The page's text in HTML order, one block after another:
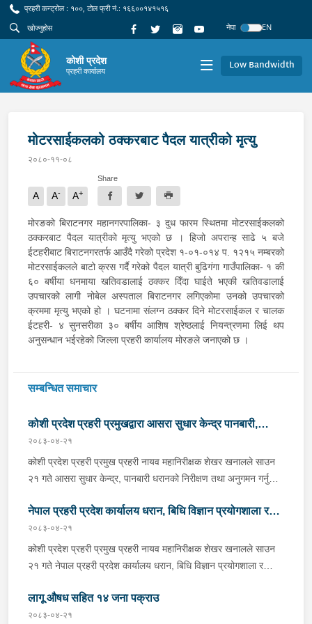
प्रहरी कन्ट्रोल : १००, टोल फ्री नं.: १६६००१४१५१६
नेपा
EN
कोशी प्रदेश
प्रहरी कार्यालय Low Bandwidth
मोटरसाईकलको ठक्करबाट पैदल यात्रीको मृत्यु
२०८०-११-०८
A A- A+
Share
मोरङको बिराटनगर महानगरपालिका- ३ दुध फारम स्थितमा मोटरसाईकलको
ठक्करबाट पैदल यात्रीको मृत्यु भएको छ । हिजो अपरान्ह साढे ५ बजे
ईटहरीबाट बिराटनगरतर्फ आउँदै गरेको प्रदेश १-०१-०१४ प. १२१५ नम्बरको
मोटरसाईकलले बाटो क्रस गर्दै गरेको पैदल यात्री बुढिगंगा गाउँपालिका- १ की
६० बर्षीया धनमाया खतिवडालाई ठक्कर दिँदा घाईते भएकी खतिवडालाई
उपचारको लागी नोबेल अस्पताल बिराटनगर लगिएकोमा उनको उपचारको
क्रममा मृत्यु भएको हो । घटनामा संलग्न ठक्कर दिने मोटरसाईकल र चालक
ईटहरी- ४ सुनसरीका ३० बर्षीय आशिष श्रेष्ठलाई नियन्त्रणमा लिई थप
अनुसन्धान भईरहेको जिल्ला प्रहरी कार्यालय मोरङले जनाएको छ ।
सम्बन्धित समाचार
कोशी प्रदेश प्रहरी प्रमुखद्वारा आसरा सुधार केन्द्र पानबारी,
धरानको निरीक्षण
२०८३-०४-२१
कोशी प्रदेश प्रहरी प्रमुख प्रहरी नायव महानिरीक्षक शेखर खनालले साउन
२१ गते आसरा सुधार केन्द्र, पानबारी धरानको निरीक्षण तथा अनुगमन गर्नुको
निर्देशनको क्रममा वँहाले मानवीय, मर्यादित, सम्मानजनक र सहानुभूतिपूर्ण
व्यवहारले उपचार पद्दतिलाई सहज बनाई समाजमा पुनःस्थापनाको बातावरण
श्रृजना गर्न महत्वपूर्ण भुमिका निर्वाह गर्ने हुँदा सुधार केन्द्रमा रहेका
सुधारार्थीहरुको शारीरिक तथा मानसिक तन्दुरुस्ती राख्न बिभिन्न खेलकुदका
तालिमहरूको व्यवस्था मिलाउन निर्देशन दिनु भएको छ । उहाँले सुधार केन्द्रको
चौतर्फी सुरक्षा व्यवस्थालाई मजबुत बनाउन तथा अभिलेख व्यवस्थापनलाई
नेपाल प्रहरी प्रदेश कार्यालय धरान, बिधि विज्ञान प्रयोगशाला र
केनाईन शाखाको निरीक्षण तथा अनुगमन
२०८३-०४-२१
कोशी प्रदेश प्रहरी प्रमुख प्रहरी नायव महानिरीक्षक शेखर खनालले साउन
२१ गते नेपाल प्रहरी प्रदेश कार्यालय धरान, बिधि विज्ञान प्रयोगशाला र
कर्मचारीहरुलाई आवश्यक निर्देशन दिनुभएको छ । निर्देशनको क्रममा उहाँले
समाजमा घट्ने बिभिन्न आपराधिक घटनाहरुमा अनुसन्धान कार्यको सुपरीवेक्षण,
लागू औषध सहित १४ जना पक्राउ
२०८३-०४-२१